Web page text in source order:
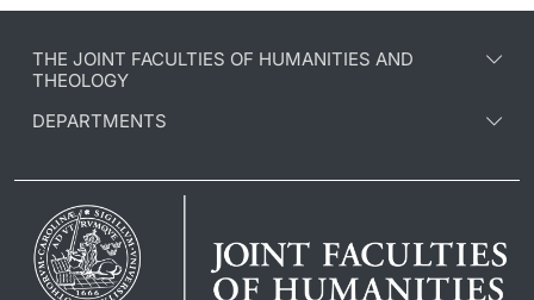
THE JOINT FACULTIES OF HUMANITIES AND
THEOLOGY
DEPARTMENTS